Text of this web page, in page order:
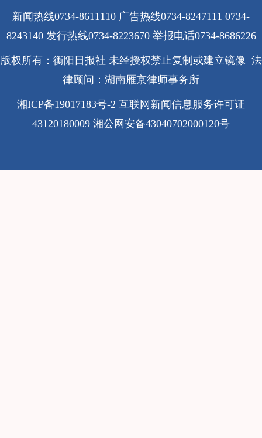
新闻热线0734-8611110 广告热线0734-8247111 0734-
8243140 发行热线0734-8223670 举报电话0734-8686226
版权所有：衡阳日报社 未经授权禁止复制或建立镜像 法
律顾问：湖南雁京律师事务所
湘ICP备19017183号-2 互联网新闻信息服务许可证
43120180009 湘公网安备43040702000120号